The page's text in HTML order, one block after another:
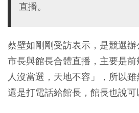
直播。
蔡壁如剛剛受訪表示，是競選
市長與館長合體直播，主要是
人沒當選，天地不容」，所以
還是打電話給館長，館長也說可